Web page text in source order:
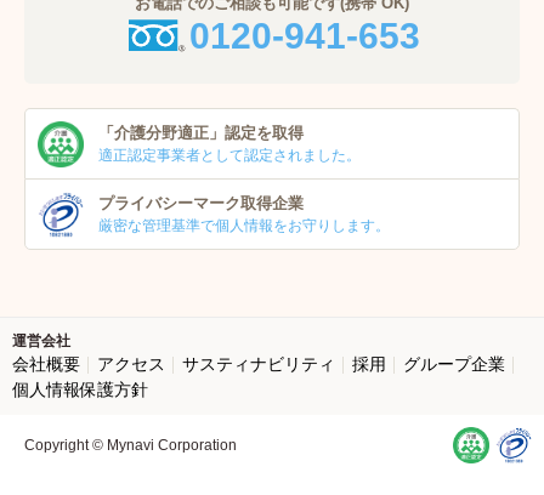
0120-941-653
「介護分野適正」 認定を取得
適正認定事業者として認定されました。
プライバシーマーク取得企業
厳密な管理基準で個人情報をお守りします。
運営会社
会社概要 アクセス サスティナビリティ 採用
グループ企業
個人情報保護方針
Copyright © Mynavi Corporation